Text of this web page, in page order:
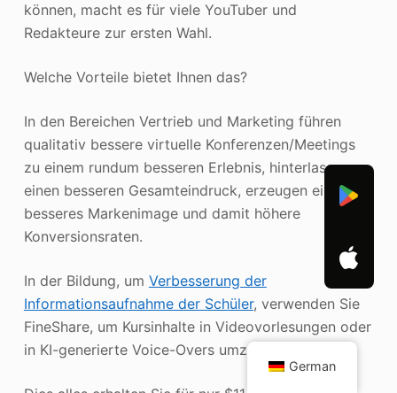
können, macht es für viele YouTuber und
Redakteure zur ersten Wahl.
Welche Vorteile bietet Ihnen das?
In den Bereichen Vertrieb und Marketing führen
qualitativ bessere virtuelle Konferenzen/Meetings
zu einem rundum besseren Erlebnis, hinterlassen
einen besseren Gesamteindruck, erzeugen ein
besseres Markenimage und damit höhere
Konversionsraten.
In der Bildung, um Verbesserung der
Informationsaufnahme der Schüler, verwenden Sie
FineShare, um Kursinhalte in Videovorlesungen oder
in KI-generierte Voice-Overs umzuwandeln.
German